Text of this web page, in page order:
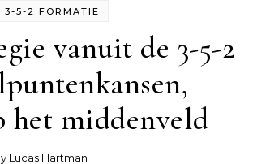
3-5-2 FORMATIE
vanuit de 3-5-2
het middenveld
Lucas Hartman